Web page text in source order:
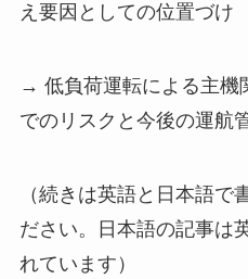
え要因としての位置づけ
→ 低負荷運転による主機
でのリスクと今後の運航
（続きは英語と日本語で
ださい。日本語の記事は
れています）